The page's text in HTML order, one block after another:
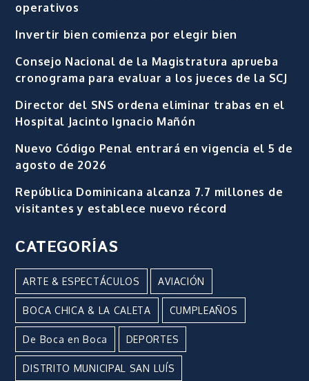
operativos
Invertir bien comienza por elegir bien
Consejo Nacional de la Magistratura aprueba
cronograma para evaluar a los jueces de la SCJ
Director del SNS ordena eliminar trabas en el
Hospital Jacinto Ignacio Mañón
Nuevo Código Penal entrará en vigencia el 5 de
agosto de 2026
República Dominicana alcanza 7.7 millones de
visitantes y establece nuevo récord
CATEGORÍAS
ARTE & ESPECTÁCULOS AVIACIÓN
BOCA CHICA & LA CALETA CUMPLEAÑOS
De Boca en Boca DEPORTES
DISTRITO MUNICIPAL SAN LUÍS